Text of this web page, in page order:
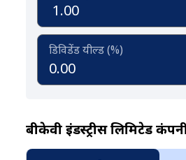
1.00
डिविडेंड यील्ड (%)
0.00
बीकेवी इंडस्ट्रीस लिमिटेड